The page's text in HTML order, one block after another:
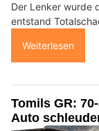
Der Lenker wurde
entstand
Weiterlesen
Tomils GR:
Auto